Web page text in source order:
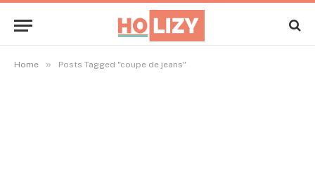
Home » Posts Tagged "coupe de jeans"